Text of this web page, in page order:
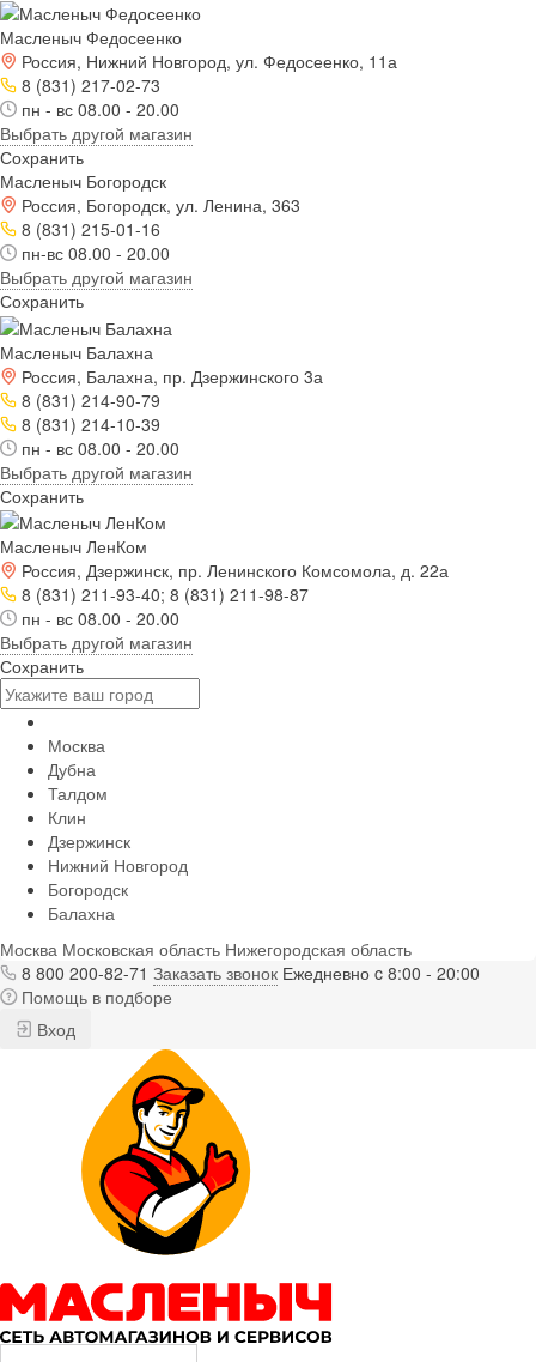
Масленыч Федосеенко
Россия, Нижний Новгород, ул. Федосеенко, 11а
8 (831) 217-02-73
пн - вс 08.00 - 20.00
Выбрать другой магазин
Сохранить
Масленыч Богородск
Россия, Богородск, ул. Ленина, 363
8 (831) 215-01-16
пн-вс 08.00 - 20.00
Выбрать другой магазин
Сохранить
Масленыч Балахна
Россия, Балахна, пр. Дзержинского 3а
8 (831) 214-90-79
8 (831) 214-10-39
пн - вс 08.00 - 20.00
Выбрать другой магазин
Сохранить
Масленыч ЛенКом
Россия, Дзержинск, пр. Ленинского Комсомола, д. 22а
8 (831) 211-93-40; 8 (831) 211-98-87
пн - вс 08.00 - 20.00
Выбрать другой магазин
Сохранить
Москва
Дубна
Талдом
Клин
Дзержинск
Нижний Новгород
Богородск
Балахна
Москва Московская область Нижегородская область
8 800 200-82-71 Заказать звонок Ежедневно c 8:00 - 20:00
Помощь в подборе
Вход